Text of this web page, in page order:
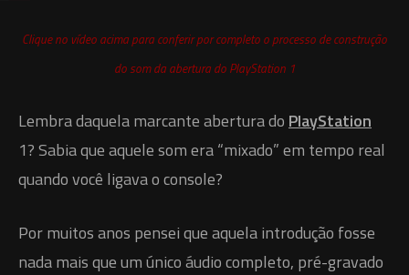
Clique no vídeo acima para conferir por completo o processo de construção
do som da abertura do PlayStation 1
Lembra daquela marcante abertura do PlayStation
1? Sabia que aquele som era “mixado” em tempo real
quando você ligava o console?
Por muitos anos pensei que aquela introdução fosse
nada mais que um único áudio completo, pré-gravado